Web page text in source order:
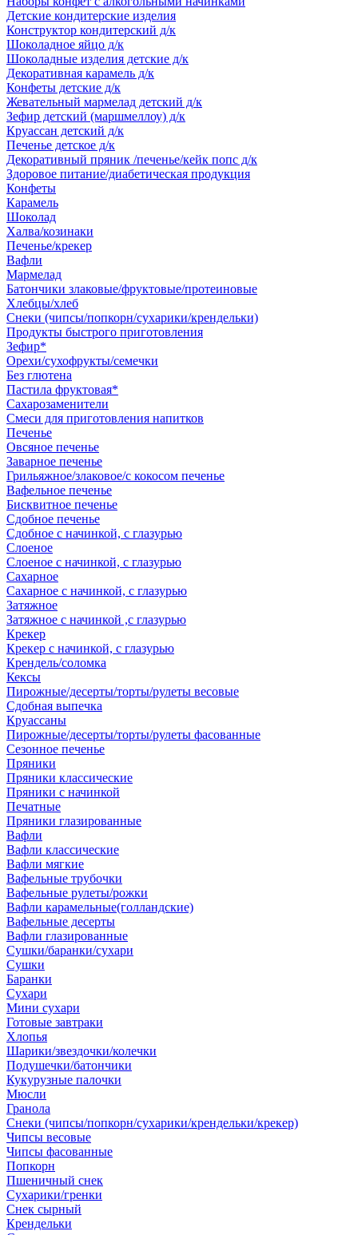
Детские кондитерские изделия
Конструктор кондитерский д/к
Шоколадное яйцо д/к
Шоколадные изделия детские д/к
Декоративная карамель д/к
Конфеты детские д/к
Жевательный мармелад детский д/к
Зефир детский (маршмеллоу) д/к
Круассан детский д/к
Печенье детское д/к
Декоративный пряник /печенье/кейк попс д/к
Здоровое питание/диабетическая продукция
Конфеты
Карамель
Шоколад
Халва/козинаки
Печенье/крекер
Вафли
Мармелад
Батончики злаковые/фруктовые/протеиновые
Хлебцы/хлеб
Снеки (чипсы/попкорн/сухарики/крендельки)
Продукты быстрого приготовления
Зефир*
Орехи/сухофрукты/семечки
Без глютена
Пастила фруктовая*
Сахарозаменители
Смеси для приготовления напитков
Печенье
Овсяное печенье
Заварное печенье
Грильяжное/злаковое/с кокосом печенье
Вафельное печенье
Бисквитное печенье
Сдобное печенье
Сдобное с начинкой, с глазурью
Слоеное
Слоеное с начинкой, с глазурью
Сахарное
Сахарное с начинкой, с глазурью
Затяжное
Затяжное с начинкой ,с глазурью
Крекер
Крекер с начинкой, с глазурью
Крендель/соломка
Кексы
Пирожные/десерты/торты/рулеты весовые
Сдобная выпечка
Круассаны
Пирожные/десерты/торты/рулеты фасованные
Сезонное печенье
Пряники
Пряники классические
Пряники с начинкой
Печатные
Пряники глазированные
Вафли
Вафли классические
Вафли мягкие
Вафельные трубочки
Вафельные рулеты/рожки
Вафли карамельные(голландские)
Вафельные десерты
Вафли глазированные
Сушки/баранки/сухари
Сушки
Баранки
Сухари
Мини сухари
Готовые завтраки
Хлопья
Шарики/звездочки/колечки
Подушечки/батончики
Кукурузные палочки
Мюсли
Гранола
Снеки (чипсы/попкорн/сухарики/крендельки/крекер)
Чипсы весовые
Чипсы фасованные
Попкорн
Пшеничный снек
Сухарики/гренки
Снек сырный
Крендельки